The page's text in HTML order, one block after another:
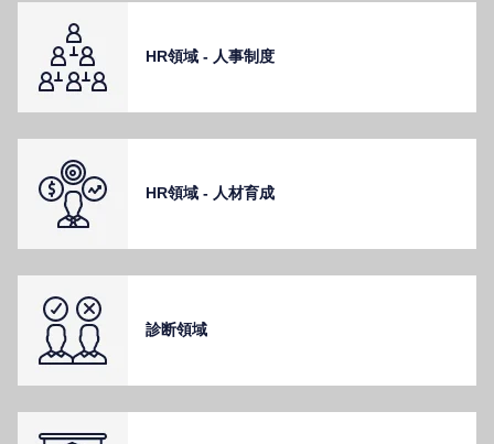
HR領域 - ⼈事制度
HR領域 - ⼈材育成
診断領域